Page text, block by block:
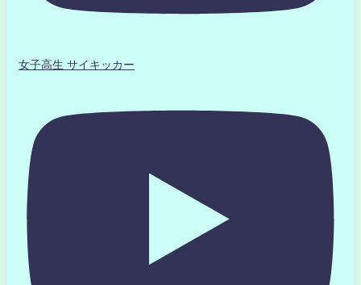
女子高生 サイキッカー